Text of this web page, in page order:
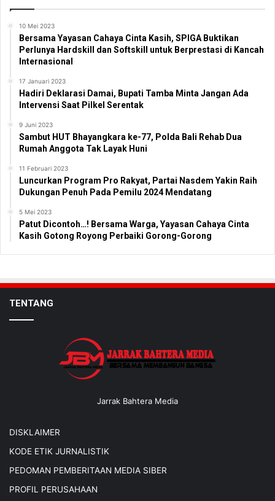
10 Mei 2023
Bersama Yayasan Cahaya Cinta Kasih, SPIGA Buktikan
Perlunya Hardskill dan Softskill untuk Berprestasi di Kancah
Internasional
17 Januari 2023
Hadiri Deklarasi Damai, Bupati Tamba Minta Jangan Ada
Intervensi Saat Pilkel Serentak
9 Juni 2023
Sambut HUT Bhayangkara ke-77, Polda Bali Rehab Dua
Rumah Anggota Tak Layak Huni
11 Februari 2023
Luncurkan Program Pro Rakyat, Partai Nasdem Yakin Raih
Dukungan Penuh Pada Pemilu 2024 Mendatang
5 Mei 2023
Patut Dicontoh…! Bersama Warga, Yayasan Cahaya Cinta
Kasih Gotong Royong Perbaiki Gorong-Gorong
TENTANG
Jarrak Bahtera Media
DISKLAIMER
KODE ETIK JURNALISTIK
PEDOMAN PEMBERITAAN MEDIA SIBER
PROFIL PERUSAHAAN